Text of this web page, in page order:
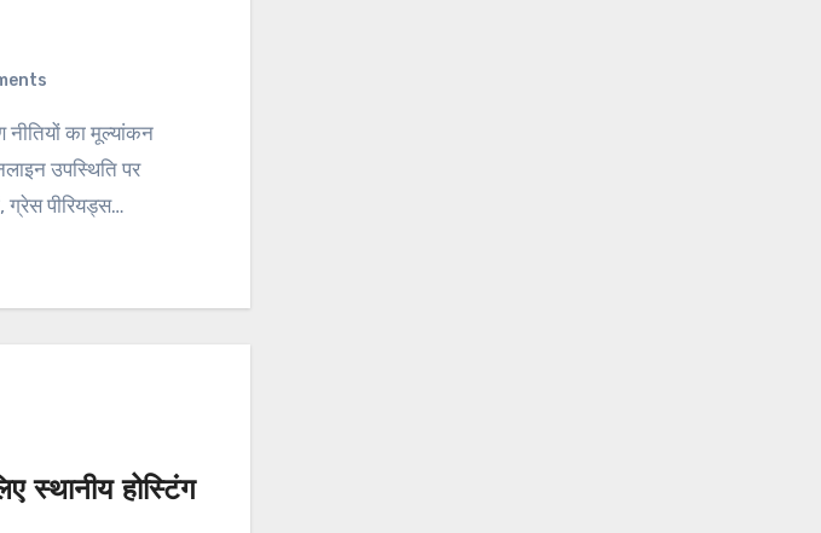
उपस्थिति पर
ग्रेस पीरियड्स…
स्थानीय होस्टिंग